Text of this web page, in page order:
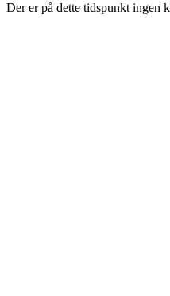
Der er på dette tidspunkt ingen